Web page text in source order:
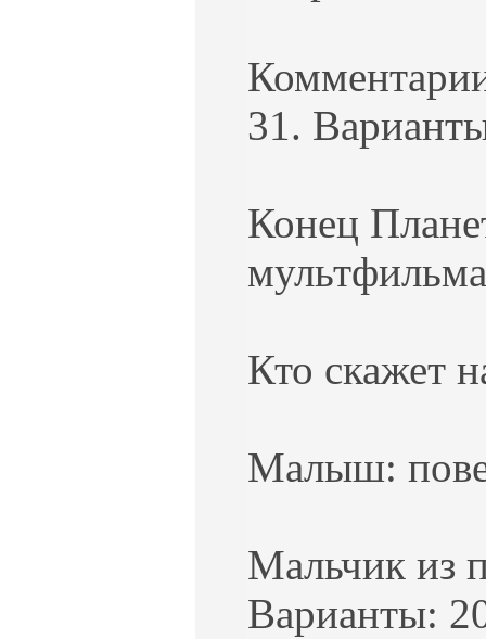
31.
Конец
Кто скажет
Малыш:
Мальчик из
Варианты: